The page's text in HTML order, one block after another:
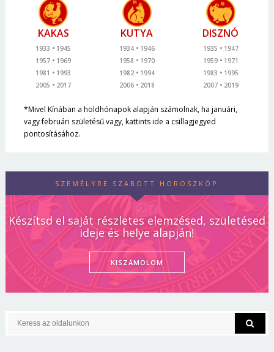
KAKAS
1933
1945
1957
1969
1981
1993
2005
2017
KUTYA
1934
1946
1958
1970
1982
1994
2006
2018
DISZNÓ
1935
1947
1959
1971
1983
1995
2007
2019
*Mivel Kínában a holdhónapok alapján számolnak, ha januári,
vagy februári születésű vagy, kattints ide a csillagjegyed
pontosításához.
SZEMÉLYRE SZABOTT HOROSZKÓP
Készítsd el saját részletes elemzésed, születésed
ideje és helye alapján!
KISZÁMOLOM